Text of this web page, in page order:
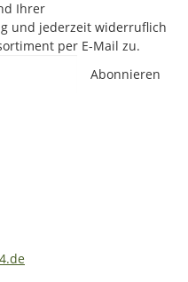
Ihrer
und jederzeit widerruflich
per E-Mail zu.
Abonnieren